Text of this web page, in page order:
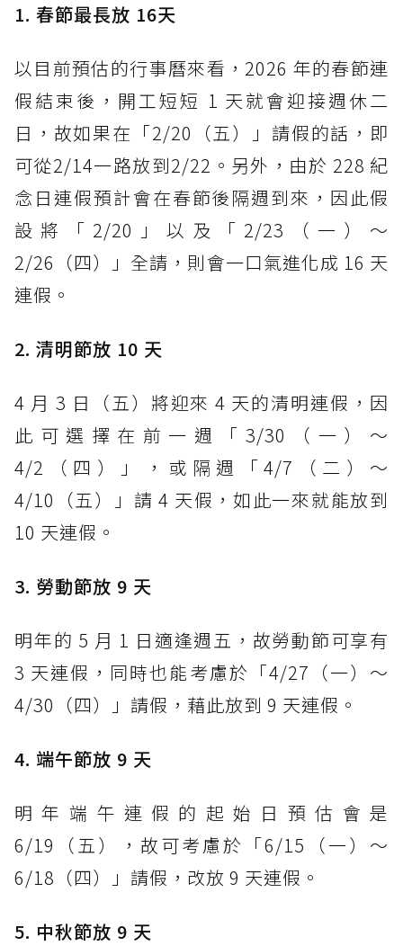
1. 春節最長放 16天
以目前預估的行事曆來看，2026 年的春節連
假結束後，開工短短 1 天就會迎接週休二
日，故如果在「2/20（五）」請假的話，即
可從2/14一路放到2/22。另外，由於 228 紀
念日連假預計會在春節後隔週到來，因此假
設將「2/20」以及「2/23（一）～
2/26（四）」全請，則會一口氣進化成 16 天
連假。
2. 清明節放 10 天
4 月 3 日（五）將迎來 4 天的清明連假，因
此可選擇在前一週「3/30（一）～
4/2（四）」，或隔週「4/7（二）～
4/10（五）」請 4 天假，如此一來就能放到
10 天連假。
3. 勞動節放 9 天
明年的 5 月 1 日適逢週五，故勞動節可享有
3 天連假，同時也能考慮於「4/27（一）～
4/30（四）」請假，藉此放到 9 天連假。
4. 端午節放 9 天
明年端午連假的起始日預估會是
6/19（五），故可考慮於「6/15（一）～
6/18（四）」請假，改放 9 天連假。
5. 中秋節放 9 天